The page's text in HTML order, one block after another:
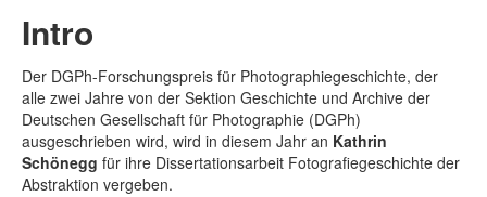
Intro
Der DGPh-Forschungspreis für Photographiegeschichte, der
alle zwei Jahre von der Sektion Geschichte und Archive der
Deutschen Gesellschaft für Photographie (DGPh)
ausgeschrieben wird, wird in diesem Jahr an Kathrin
Schönegg für ihre Dissertationsarbeit Fotografiegeschichte der
Abstraktion vergeben.